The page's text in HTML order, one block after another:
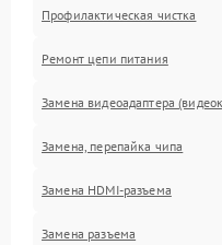
Профилактическая чистка
Ремонт цепи питания
Замена видеоадаптера
Замена, перепайка чипа
Замена HDMI-разъема
Замена разъема